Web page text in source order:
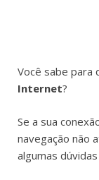
Você sabe para
Internet?
Se a sua
navegação não
algumas